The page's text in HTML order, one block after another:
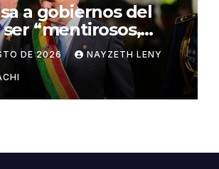
a gobiernos del
ser “mentirosos,
y flojos”
DE 2026 NAYZETH LENY